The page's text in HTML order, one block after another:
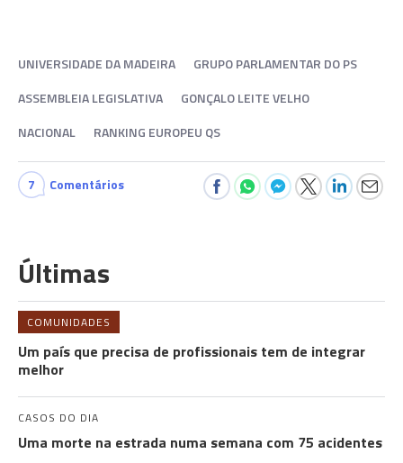
UNIVERSIDADE DA MADEIRA
GRUPO PARLAMENTAR DO PS
ASSEMBLEIA LEGISLATIVA
GONÇALO LEITE VELHO
NACIONAL
RANKING EUROPEU QS
7 Comentários
Últimas
COMUNIDADES
Um país que precisa de profissionais tem de integrar
melhor
CASOS DO DIA
Uma morte na estrada numa semana com 75 acidentes